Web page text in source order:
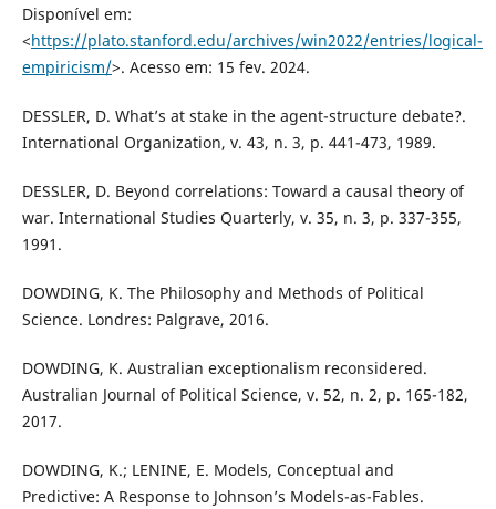
Disponível em:
<https://plato.stanford.edu/archives/win2022/entries/logical-
empiricism/>. Acesso em: 15 fev. 2024.
DESSLER, D. What’s at stake in the agent-structure debate?.
International Organization, v. 43, n. 3, p. 441-473, 1989.
DESSLER, D. Beyond correlations: Toward a causal theory of
war. International Studies Quarterly, v. 35, n. 3, p. 337-355,
1991.
DOWDING, K. The Philosophy and Methods of Political
Science. Londres: Palgrave, 2016.
DOWDING, K. Australian exceptionalism reconsidered.
Australian Journal of Political Science, v. 52, n. 2, p. 165-182,
2017.
DOWDING, K.; LENINE, E. Models, Conceptual and
Predictive: A Response to Johnson’s Models-as-Fables.